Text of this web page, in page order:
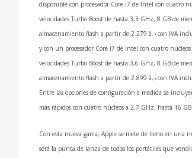
disponible con procesador Core i7 de Intel con cuatro
velocidades Turbo Boost de hasta 3,3 GHz, 8 GB de
almacenamiento flash a partir de 2.279 â‚¬ con IVA
y con un procesador Core i7 de Intel con cuatro
velocidades Turbo Boost de hasta 3,6 GHz, 8 GB de
almacenamiento flash a partir de 2.899 â‚¬ con IVA
Entre las opciones de configuración a medida se
más rápidos con cuatro núcleos a 2,7 GHz, hasta 16
Con esta nueva gama, Apple se mete de lleno en una
será la punta de lanza de todos los portátiles que